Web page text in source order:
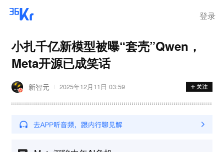
登录
小扎千亿新模型被曝“套壳”Qwen，
Meta开源已成笑话
新智元 2025年12月11日 03:59